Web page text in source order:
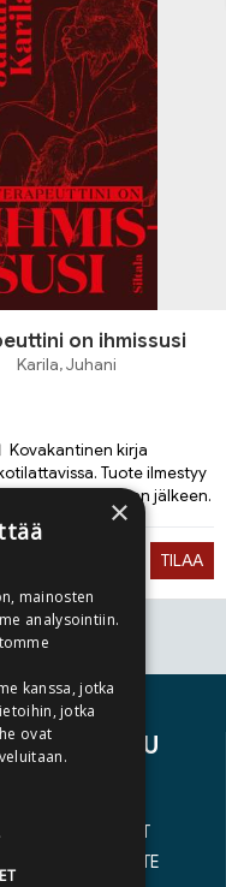
on ihmissusi
Karila, Juhani
Kovakantinen kirja
Tuote ilmestyy
ja toimitetaan sen jälkeen.
TILAA
loppu
TOIMITUSEHDOT
×
mainosten
analysointiin.
kanssa, jotka
jotka
ovat